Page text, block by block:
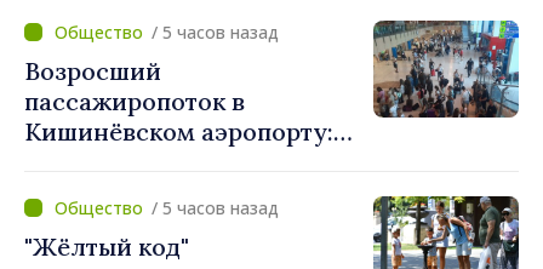
Днестровская комиссия
проанализирует
гидрологическую
ситуацию
/ 5 часов назад
Возросший
пассажиропоток в
Кишинёвском аэропорту:
путешественников
обслужены в июле
/ 5 часов назад
"Жёлтый код"